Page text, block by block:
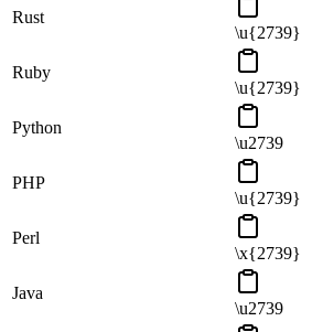
Rust
\u{2739}
Ruby
\u{2739}
Python
\u2739
PHP
\u{2739}
Perl
\x{2739}
Java
\u2739